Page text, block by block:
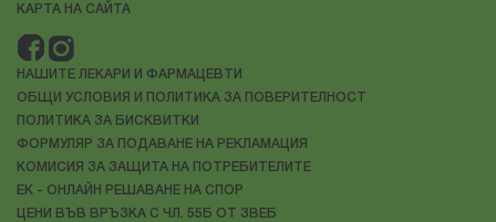
КАРТА НА САЙТА
НАШИТЕ ЛЕКАРИ И ФАРМАЦЕВТИ
ОБЩИ УСЛОВИЯ И ПОЛИТИКА ЗА ПОВЕРИТЕЛНОСТ
ПОЛИТИКА ЗА БИСКВИТКИ
ФОРМУЛЯР ЗА ПОДАВАНЕ НА РЕКЛАМАЦИЯ
КОМИСИЯ ЗА ЗАЩИТА НА ПОТРЕБИТЕЛИТЕ
ЕК - ОНЛАЙН РЕШАВАНЕ НА СПОР
ЦЕНИ ВЪВ ВРЪЗКА С ЧЛ. 55Б ОТ ЗВЕБ